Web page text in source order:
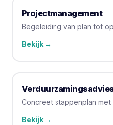
Projectmanagement
Begeleiding van plan tot
Bekijk →
Verduurzamingsadvies
Concreet stappenplan met
Bekijk →